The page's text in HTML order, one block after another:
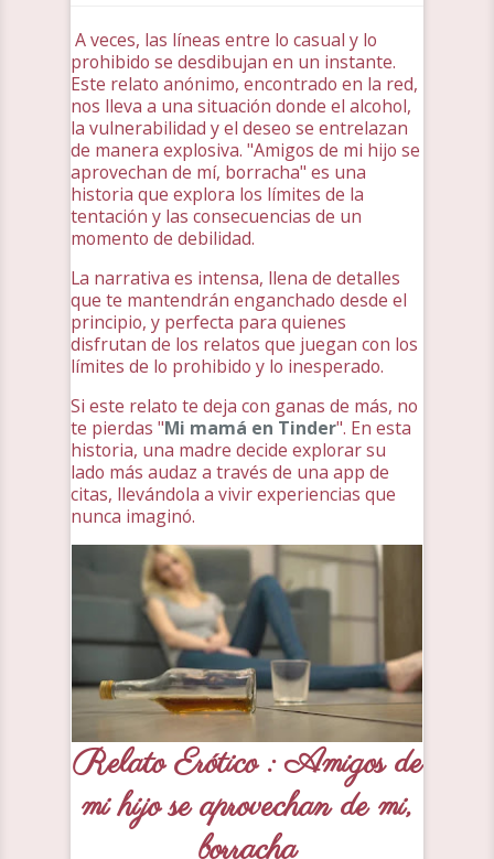
A veces, las líneas entre lo casual y lo
prohibido se desdibujan en un instante.
Este relato anónimo, encontrado en la red,
nos lleva a una situación donde el alcohol,
la vulnerabilidad y el deseo se entrelazan
de manera explosiva. "Amigos de mi hijo se
aprovechan de mí, borracha" es una
historia que explora los límites de la
tentación y las consecuencias de un
momento de debilidad.
La narrativa es intensa, llena de detalles
que te mantendrán enganchado desde el
principio, y perfecta para quienes
disfrutan de los relatos que juegan con los
límites de lo prohibido y lo inesperado.
Si este relato te deja con ganas de más, no
te pierdas "Mi mamá en Tinder". En esta
historia, una madre decide explorar su
lado más audaz a través de una app de
citas, llevándola a vivir experiencias que
nunca imaginó.
Relato Erótico : Amigos de
mi hijo se aprovechan de mi,